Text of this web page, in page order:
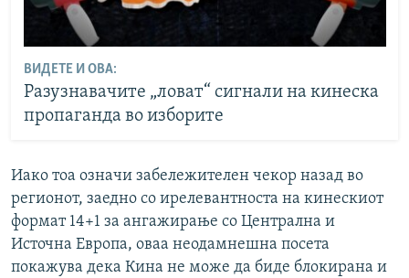
ВИДЕТЕ И ОВА:
Разузнавачите „ловат“ сигнали на кинеска
пропаганда во изборите
Иако тоа означи забележителен чекор назад во
регионот, заедно со ирелевантноста на кинескиот
формат 14+1 за ангажирање со Централна и
Источна Европа, оваа неодамнешна посета
покажува дека Кина не може да биде блокирана и